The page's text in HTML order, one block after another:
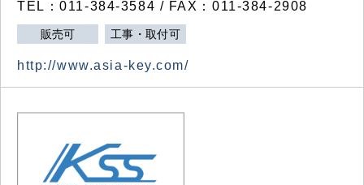
TEL：011-384-3584 / FAX：011-384-2908
販売可 工事・取付可
http://www.asia-key.com/